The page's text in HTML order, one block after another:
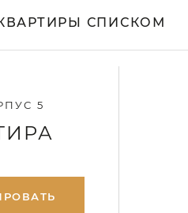
СПИСКОМ
5